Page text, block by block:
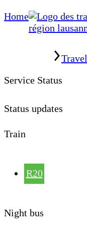
Home
Travel
Service Status
Status updates
Train
R20
Night bus